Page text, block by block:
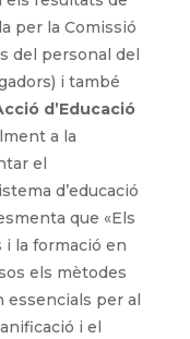
per la Comissió
del personal del
i també
d’Educació
a la
el
d’educació
que «Els
la formació en
els mètodes
essencials per al
i el